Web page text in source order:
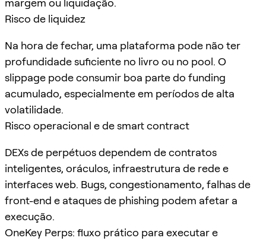
margem ou liquidação.
Risco de liquidez
Na hora de fechar, uma plataforma pode não ter
profundidade suficiente no livro ou no pool. O
slippage pode consumir boa parte do funding
acumulado, especialmente em períodos de alta
volatilidade.
Risco operacional e de smart contract
DEXs de perpétuos dependem de contratos
inteligentes, oráculos, infraestrutura de rede e
interfaces web. Bugs, congestionamento, falhas de
front-end e ataques de phishing podem afetar a
execução.
OneKey Perps: fluxo prático para executar e